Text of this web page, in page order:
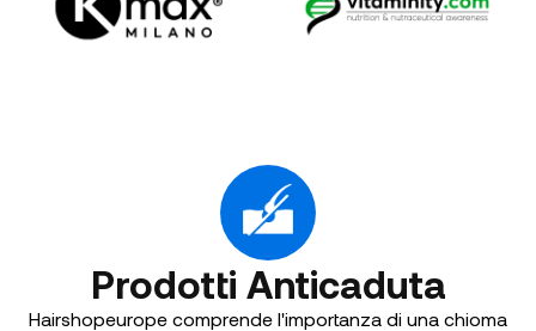
Prodotti Anticaduta
Hairshopeurope comprende l'importanza di una chioma